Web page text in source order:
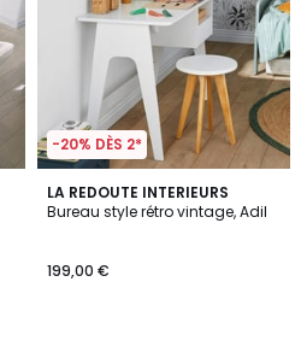
-20% DÈS 2*
LA REDOUTE INTERIEURS
Bureau style rétro vintage, Adil
199,00 €
4,1
/ 5
4
Couleurs